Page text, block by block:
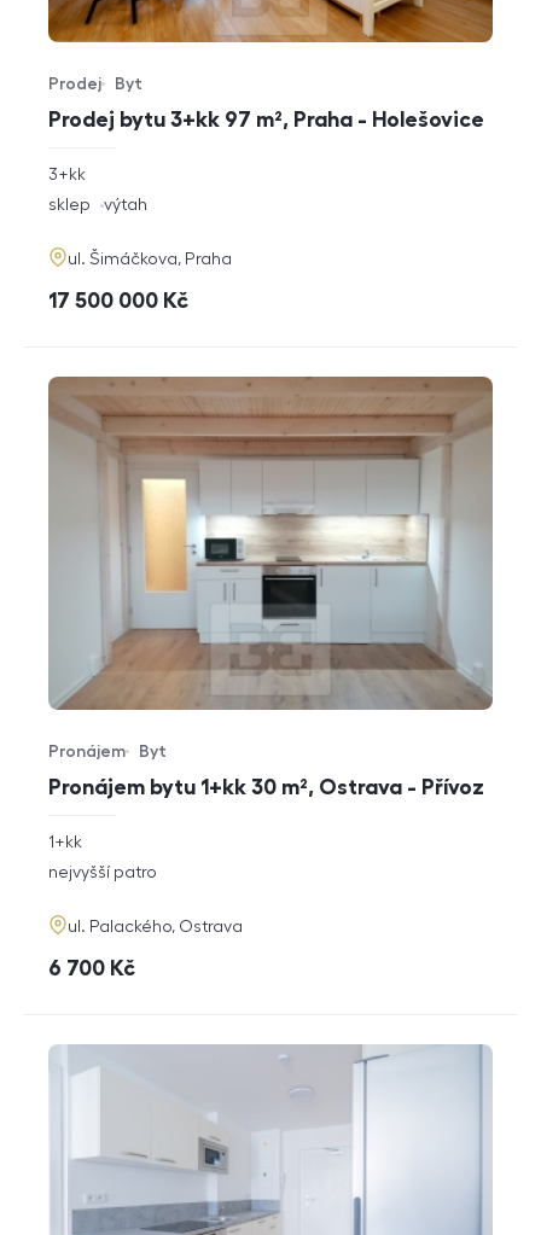
Prodej bytu 3+kk 97 m², Praha - Holešovice
Typ nabídky
Prodej
Typ nemovitosti
Byt
rozměry
dispozice
3+kk
funkce
sklep výtah
adresa
ul. Šimáčkova, Praha
cena
17 500 000 Kč
Pronájem bytu 1+kk 30 m², Ostrava - Přívoz
Typ nabídky
Pronájem
Typ nemovitosti
Byt
rozměry
dispozice
1+kk
funkce
nejvyšší patro
adresa
ul. Palackého, Ostrava
cena
6 700 Kč